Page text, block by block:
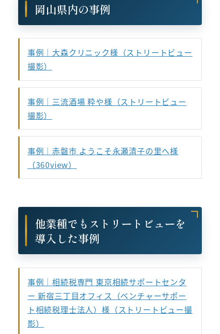
岡山県内の事例
事例｜大森クリニック様（ストリートビュー
撮影）
事例｜三流酒場 粋や様（ストリートビュー
撮影）
事例｜赤磐市 ようこそ永瀬清子の里へ様
（360view）
他業種でもストリートビューを
導入した事例
事例｜相続税専門 東京相続サポートセンタ
ー 新宿三丁目オフィス（ベンチャーサポー
ト相続税理士法人）様（ストリートビュー撮
影）